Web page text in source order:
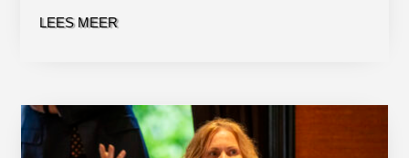
LEES MEER